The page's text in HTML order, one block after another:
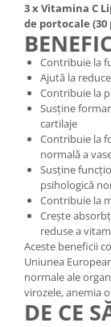
3 x Vitamina C
de portocale (30
Contribuie la
Ajută la
Contribuie la
Susține
cartilaje
Contribuie la
normală a
Susține
psihologică
Contribuie la
Crește
reduse a
Aceste beneficii
Uniunea
normale ale
virozele, anemia
DE CE